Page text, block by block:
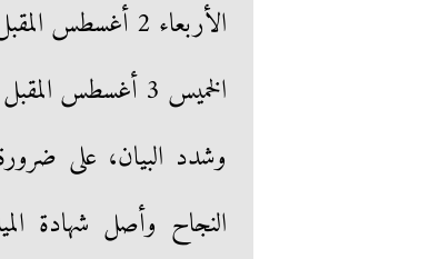
الأربعاء 2 أغسطس المقبل القليوبية ومدن القناة من الساعة 8 صباحا
الخميس 3 أغسطس المقبل القاهرة وطلاب الإعدادية الأزهرية من الساعة 8 صباحا
وشدد البيان، على
النجاح وأصل شهادة